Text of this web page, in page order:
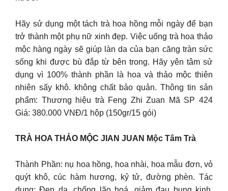
Hãy sử dụng một tách trà hoa hồng mỗi ngày để bạn
trở thành một phụ nữ xinh đẹp. Việc uống trà hoa thảo
mộc hàng ngày sẽ giúp làn da của bạn căng tràn sức
sống khi được bù đắp từ bên trong. Hãy yên tâm sử
dụng vì 100% thành phần là hoa và thảo mộc thiên
nhiên sấy khô. không chất bảo quản. Thông tin sản
phẩm: Thương hiệu trà Feng Zhi Zuan Mã SP 424
Giá: 380.000 VNĐ/1 hộp (150gr/15 gói)
TRÀ HOA THẢO MỘC JIAN JUAN Mộc Tâm Trà
Thành Phần: nụ hoa hồng, hoa nhài, hoa mẫu đơn, vỏ
quýt khô, cúc hàm hương, kỷ tử, đường phèn. Tác